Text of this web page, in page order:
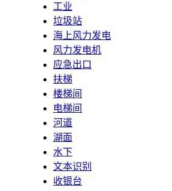
工业
垃圾站
海上风力发电
风力发电机
应急出口
扶梯
楼梯间
电梯间
河道
湖面
水下
文本识别
收银台